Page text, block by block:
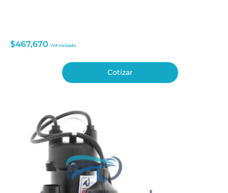
$467,670 IVA Incluido
Cotizar